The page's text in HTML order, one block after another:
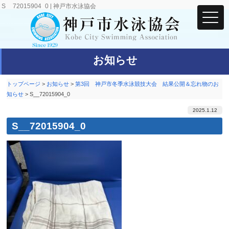
S__72015904_0 | 神戸市水泳協会
お知らせ
トップページ > お知らせ >第3回 神戸市冬季水泳競技大会 結果公開＆忘れ物のお
知らせ >S__72015904_0
2025.1.12
S__72015904_0